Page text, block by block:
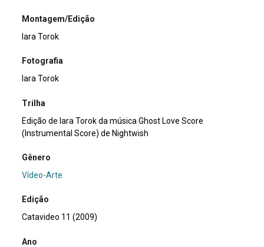
Montagem/Edição
Iara Torok
Fotografia
Iara Torok
Trilha
Edição de Iara Torok da música Ghost Love Score
(Instrumental Score) de Nightwish
Gênero
Vídeo-Arte
Edição
Catavideo 11 (2009)
Ano